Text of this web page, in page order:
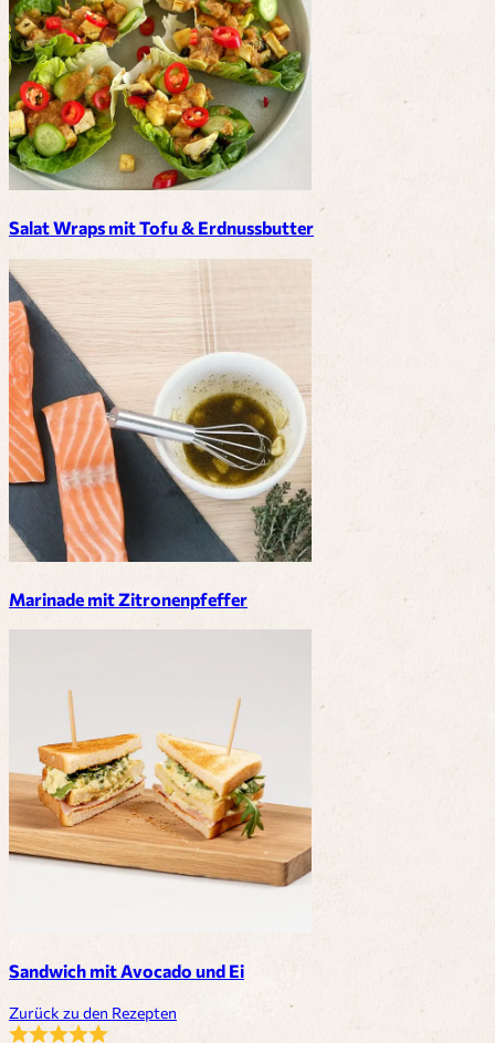
Salat Wraps mit Tofu & Erdnussbutter
Marinade mit Zitronenpfeffer
Sandwich mit Avocado und Ei
Zurück zu den Rezepten